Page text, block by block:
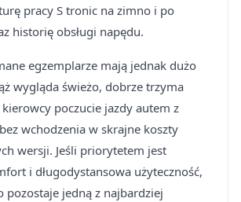
pracy S tronic na zimno i po
historię obsługi napędu.
egzemplarze mają jednak dużo
wygląda świeżo, dobrze trzyma
poczucie jazdy autem z
wchodzenia w skrajne koszty
wersji. Jeśli priorytetem jest
i długodystansowa użyteczność,
pozostaje jedną z najbardziej